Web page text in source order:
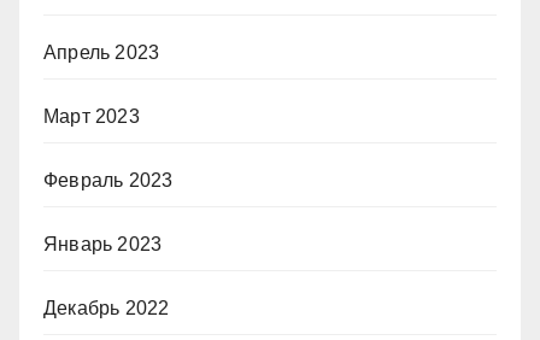
Апрель 2023
Март 2023
Февраль 2023
Январь 2023
Декабрь 2022